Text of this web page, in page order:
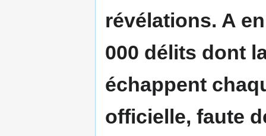
révélations. A
000 délits dont
échappent
officielle, faute